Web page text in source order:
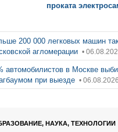
проката
200 000 легковых машин
агломерации •
автомобилистов в Москве
при выезде • 06.08.2026
НАУКА, ТЕХНОЛОГИИ